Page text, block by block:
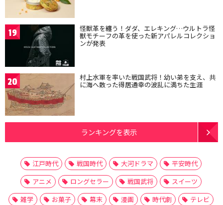
19 怪獣革を纏う！ダダ、エレキング…ウルトラ怪
獣モチーフの革を使った新アパレルコレクショ
ンが発表
20 村上水軍を率いた戦国武将！幼い弟を支え、共
に海へ散った得居通幸の波乱に満ちた生涯
ランキングを表示
江戸時代 戦国時代 大河ドラマ
平安時代
アニメ
ロングセラー 戦国武将
スイーツ
雑学
お菓子 幕末 漫画 時代劇
テレビ